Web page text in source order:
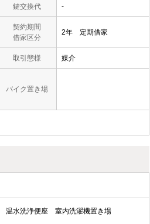
鍵交換代 -
契約期間
借家区分
2年 定期借家
取引態様 媒介
バイク置き場
温水洗浄便座
室内洗濯機置き場